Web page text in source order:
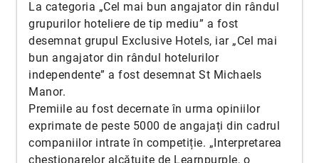
La categoria „Cel mai bun angajator din rândul
grupurilor hoteliere de tip mediu” a fost
desemnat grupul Exclusive Hotels, iar „Cel mai
bun angajator din rândul hotelurilor
independente” a fost desemnat St Michaels
Manor.
Premiile au fost decernate în urma opiniilor
exprimate de peste 5000 de angajați din cadrul
companiilor intrate în competiție. „Interpretarea
chestionarelor alcătuite de Learnpurple, o